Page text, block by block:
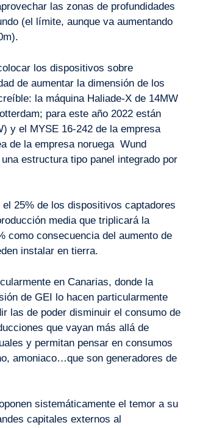
las zonas de profundidades
(el límite, aunque va aumentando
los dispositivos sobre
de aumentar la dimensión de los
la máquina Haliade-X de 14MW
para este año 2022 están
y el MYSE 16-242 de la empresa
de la empresa noruega Wund
estructura tipo panel integrado por
25% de los dispositivos captadores
media que triplicará la
como consecuencia del aumento de
instalar en tierra.
en Canarias, donde la
de GEI lo hacen particularmente
las de poder disminuir el consumo de
que vayan más allá de
y permitan pensar en consumos
amoniaco…que son generadores de
sistemáticamente el temor a su
capitales externos al